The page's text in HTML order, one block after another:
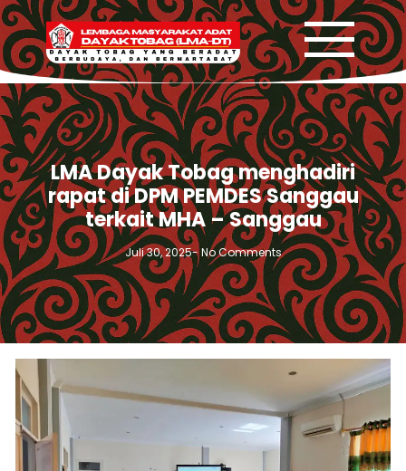
LMA Dayak Tobag menghadiri
rapat di DPM PEMDES Sanggau
terkait MHA – Sanggau
Juli 30, 2025-No Comments